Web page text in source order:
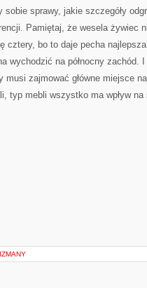
sprawy, jakie szczegóły
Pamiętaj, że wesela żywiec
cztery, bo to daje pecha
wychodzić na północny zachód.
musi zajmować główne miejsce
typ mebli wszystko ma wpływ